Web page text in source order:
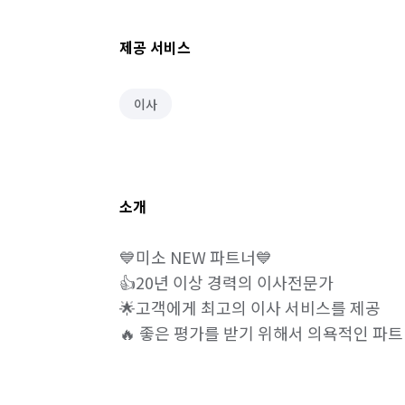
제공 서비스
이사
소개
💙미소 NEW 파트너💙
👍20년 이상 경력의 이사전문가
🌟고객에게 최고의 이사 서비스를 제공
🔥 좋은 평가를 받기 위해서 의욕적인 파